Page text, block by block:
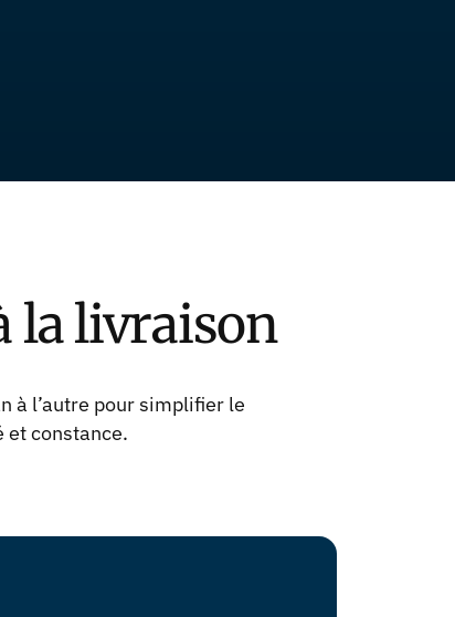
la livraison
à l’autre pour simplifier le
et constance.